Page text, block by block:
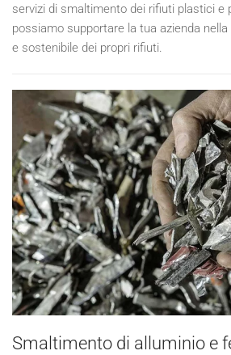
servizi di smaltimento dei rifiuti plastici e
possiamo supportare la tua azienda
e sostenibile dei propri rifiuti.
Smaltimento di alluminio e